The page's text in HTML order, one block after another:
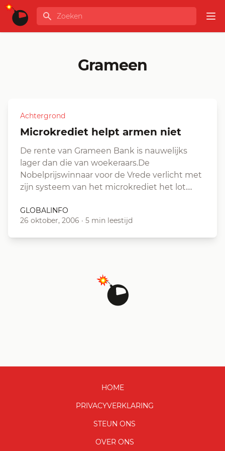
Ga naar de inhoud
GLOBALINFO
Zoeken
Grameen
Achtergrond
Microkrediet helpt armen niet
De rente van Grameen Bank is nauwelijks
lager dan die van woekeraars.De
Nobelprijswinnaar voor de Vrede verlicht met
zijn systeem van het microkrediet het lot…
GLOBALINFO
26 oktober, 2006 · 5 min leestijd
HOME
PRIVACYVERKLARING
STEUN ONS
OVER ONS